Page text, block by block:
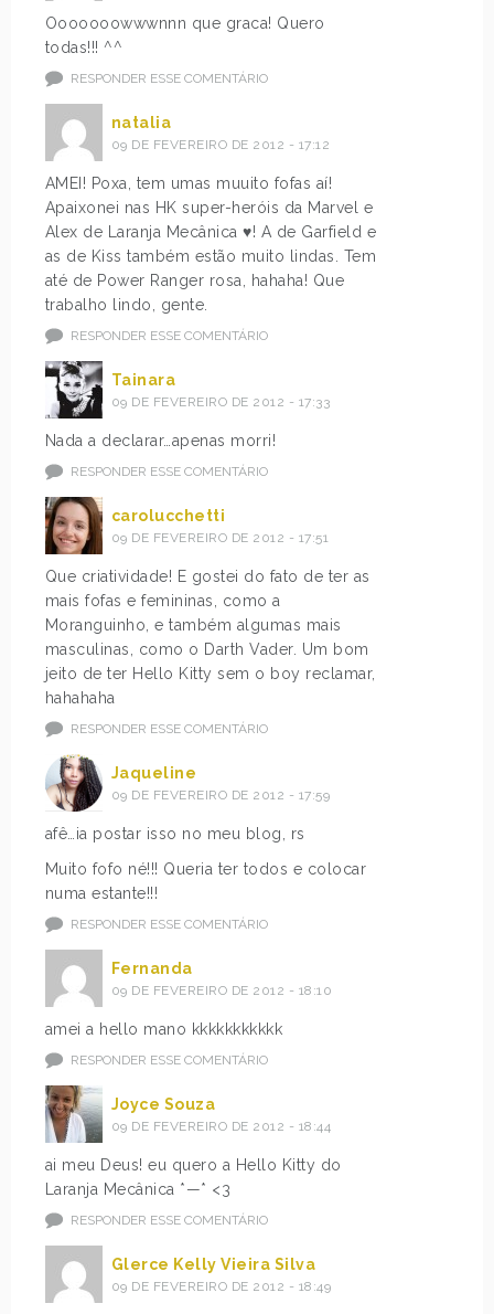
Ooooooowwwnnn que graca! Quero
todas!!! ^^
RESPONDER ESSE COMENTÁRIO
natalia
09 DE FEVEREIRO DE 2012 - 17:12
AMEI! Poxa, tem umas muuito fofas aí!
Apaixonei nas HK super-heróis da Marvel e
Alex de Laranja Mecânica ♥! A de Garfield e
as de Kiss também estão muito lindas. Tem
até de Power Ranger rosa, hahaha! Que
trabalho lindo, gente.
RESPONDER ESSE COMENTÁRIO
Tainara
09 DE FEVEREIRO DE 2012 - 17:33
Nada a declarar…apenas morri!
RESPONDER ESSE COMENTÁRIO
carolucchetti
09 DE FEVEREIRO DE 2012 - 17:51
Que criatividade! E gostei do fato de ter as
mais fofas e femininas, como a
Moranguinho, e também algumas mais
masculinas, como o Darth Vader. Um bom
jeito de ter Hello Kitty sem o boy reclamar,
hahahaha
RESPONDER ESSE COMENTÁRIO
Jaqueline
09 DE FEVEREIRO DE 2012 - 17:59
afê…ia postar isso no meu blog, rs
Muito fofo né!!! Queria ter todos e colocar
numa estante!!!
RESPONDER ESSE COMENTÁRIO
Fernanda
09 DE FEVEREIRO DE 2012 - 18:10
amei a hello mano kkkkkkkkkkk
RESPONDER ESSE COMENTÁRIO
Joyce Souza
09 DE FEVEREIRO DE 2012 - 18:44
ai meu Deus! eu quero a Hello Kitty do
Laranja Mecânica *—* <3
RESPONDER ESSE COMENTÁRIO
Glerce Kelly Vieira Silva
09 DE FEVEREIRO DE 2012 - 18:49